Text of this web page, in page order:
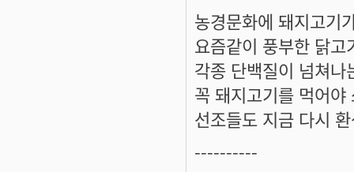
농경문화에 돼지고기
요즘같이 풍부한 닭
각종 단백질이 넘쳐나
꼭 돼지고기를 먹어야
선조들도 지금 다시
----------